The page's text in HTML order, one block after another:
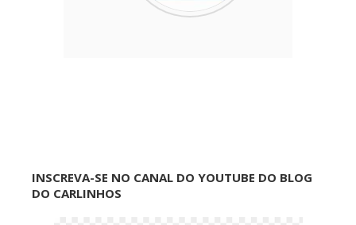
INSCREVA-SE NO CANAL DO YOUTUBE DO BLOG
DO CARLINHOS